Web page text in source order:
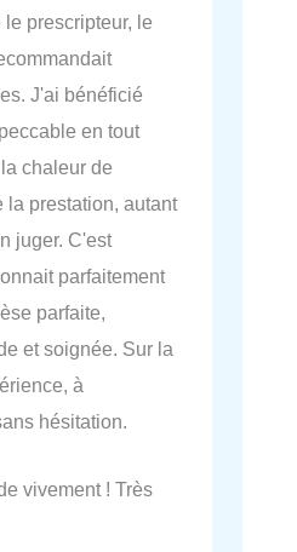
prescripteur, le
J'ai bénéficié
en tout
chaleur de
la prestation, autant
juger. C'est
parfaitement
parfaite,
et soignée. Sur la
à
hésitation.
vivement ! Très